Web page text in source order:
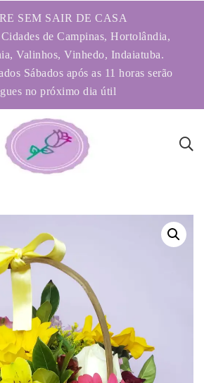
SEM SAIR DE CASA
de Campinas, Hortolândia,
Valinhos, Vinhedo, Indaiatuba.
Sábados após as 11 horas serão
no próximo dia útil